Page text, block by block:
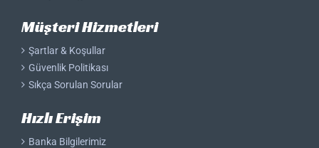
Müşteri Hizmetleri
Şartlar & Koşullar
Güvenlik Politikası
Sıkça Sorulan Sorular
Hızlı Erişim
Banka Bilgilerimiz